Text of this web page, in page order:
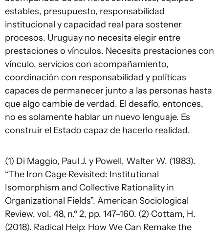
estables, presupuesto, responsabilidad
institucional y capacidad real para sostener
procesos. Uruguay no necesita elegir entre
prestaciones o vínculos. Necesita prestaciones con
vínculo, servicios con acompañamiento,
coordinación con responsabilidad y políticas
capaces de permanecer junto a las personas hasta
que algo cambie de verdad. El desafío, entonces,
no es solamente hablar un nuevo lenguaje. Es
construir el Estado capaz de hacerlo realidad.
(1) Di Maggio, Paul J. y Powell, Walter W. (1983).
“The Iron Cage Revisited: Institutional
Isomorphism and Collective Rationality in
Organizational Fields”. American Sociological
Review, vol. 48, n.º 2, pp. 147–160. (2) Cottam, H.
(2018). Radical Help: How We Can Remake the